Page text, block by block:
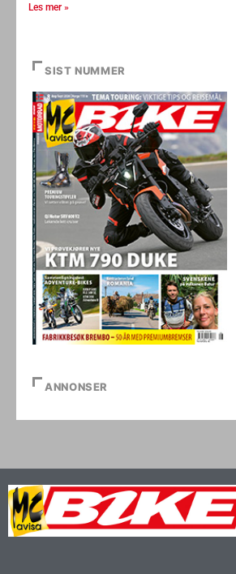
Les mer »
SIST NUMMER
ANNONSER